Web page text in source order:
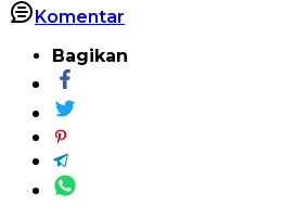
Komentar
Bagikan